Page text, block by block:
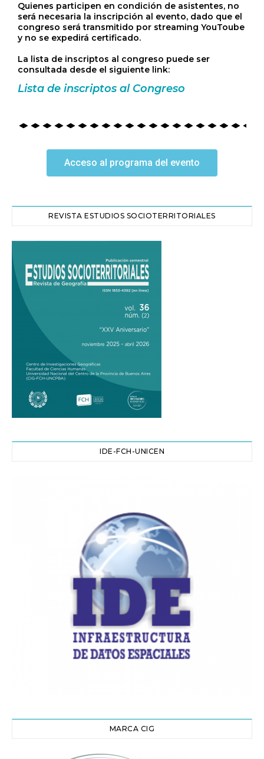
Quienes participen en condición de asistentes, no
será necesaria la inscripción al evento, dado que el
congreso será transmitido por streaming YouToube
y no se expedirá certificado.
La lista de inscriptos al congreso puede ser
consultada desde el siguiente link:
Lista de inscriptos al Congreso
Acceso al programa del evento
REVISTA ESTUDIOS SOCIOTERRITORIALES
IDE-FCH-UNICEN
MARCA CIG